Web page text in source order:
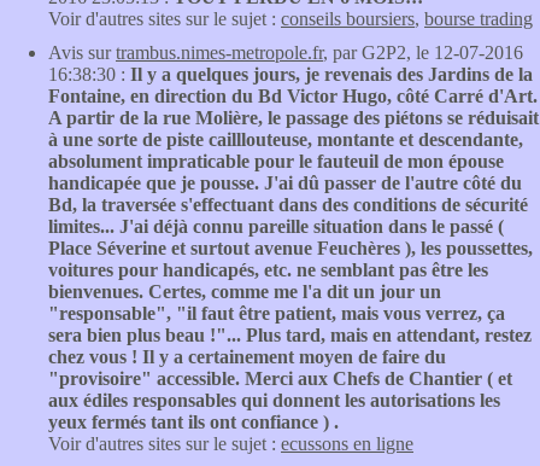
Voir d'autres sites sur le sujet : conseils boursiers, bourse trading
Avis surtrambus.nimes-metropole.fr, par G2P2, le 12-07-2016
16:38:30 : Il y a quelques jours, je revenais des Jardins de la
Fontaine, en direction du Bd Victor Hugo, côté Carré d'Art.
A partir de la rue Molière, le passage des piétons se réduisait
à une sorte de piste cailllouteuse, montante et descendante,
absolument impraticable pour le fauteuil de mon épouse
handicapée que je pousse. J'ai dû passer de l'autre côté du
Bd, la traversée s'effectuant dans des conditions de sécurité
limites... J'ai déjà connu pareille situation dans le passé (
Place Séverine et surtout avenue Feuchères ), les poussettes,
voitures pour handicapés, etc. ne semblant pas être les
bienvenues. Certes, comme me l'a dit un jour un
"responsable", "il faut être patient, mais vous verrez, ça
sera bien plus beau !"... Plus tard, mais en attendant, restez
chez vous ! Il y a certainement moyen de faire du
"provisoire" accessible. Merci aux Chefs de Chantier ( et
aux édiles responsables qui donnent les autorisations les
yeux fermés tant ils ont confiance ) .
Voir d'autres sites sur le sujet : ecussons en ligne